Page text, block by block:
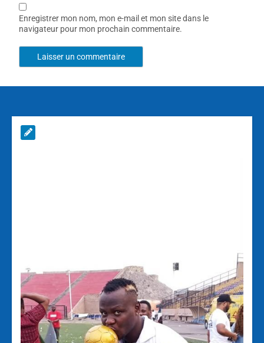
Enregistrer mon nom, mon e-mail et mon site dans le
navigateur pour mon prochain commentaire.